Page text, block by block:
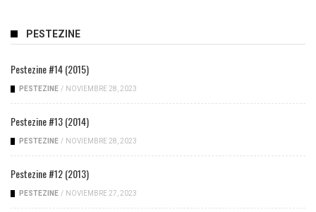
PESTEZINE
Pestezine #14 (2015)
PESTEZINE / NOVIEMBRE 28, 2023
Pestezine #13 (2014)
PESTEZINE / NOVIEMBRE 28, 2023
Pestezine #12 (2013)
PESTEZINE / NOVIEMBRE 27, 2023